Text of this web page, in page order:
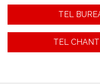
TEL
TEL